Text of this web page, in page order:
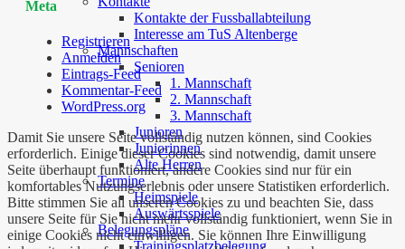
Kontakte der Fussballabteilung
Interesse am TuS Altenberge
Mannschaften
Senioren
1. Mannschaft
2. Mannschaft
3. Mannschaft
Junioren
Juniorinnen
Alte Herren
Termine
Heimspiele
Auswärtsspiele
Belegungspläne
Trainingsplatzbelegung
Meta
Registrieren
Anmelden
Eintrags-Feed
Kommentar-Feed
WordPress.org
Damit Sie unsere Seite vollständig nutzen können, sind Cookies
erforderlich. Einige dieser Cookies sind notwendig, damit unsere
Seite überhaupt funktioniert, andere Cookies sind nur für ein
komfortables Nutzungserlebnis oder unsere Statistiken erforderlich.
Bitte stimmen Sie all unseren Cookies zu und beachten Sie, dass
unsere Seite für Sie nicht mehr vollständig funktioniert, wenn Sie in
einige Cookies nicht einwilligen. Sie können Ihre Einwilligung